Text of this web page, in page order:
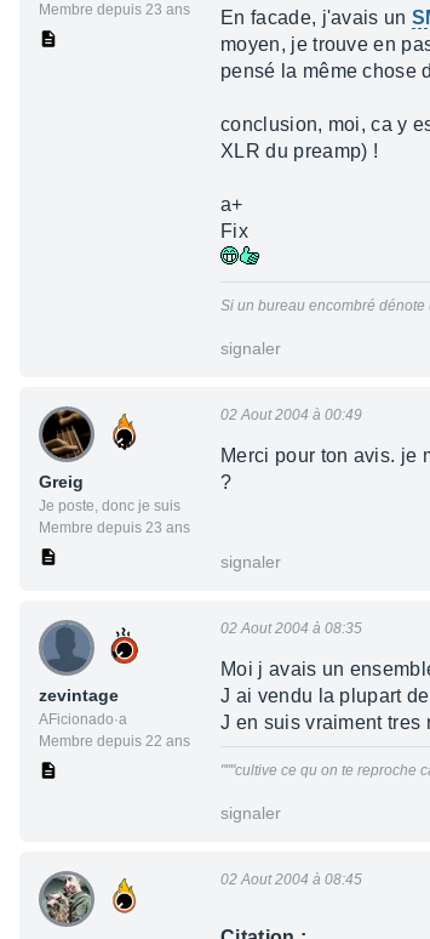
Membre depuis 23 ans
En facade, j'avais un
moyen, je trouve en
pensé la même chose
conclusion, moi, ca y
XLR du preamp) !
a+
Fix
Si un bureau encombré
signaler
Greig
Je poste, donc je suis
Membre depuis 23 ans
02 Aout 2004 à 00:49
Merci pour ton avis. je
?
signaler
zevintage
AFicionado·a
Membre depuis 22 ans
02 Aout 2004 à 08:35
Moi j avais un
J ai vendu la plupart
J en suis vraiment tres
"""cultive ce qu on te reproche
signaler
02 Aout 2004 à 08:45